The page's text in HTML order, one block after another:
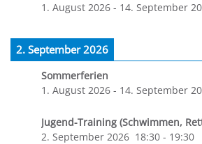
1. August 2026 - 14. September
2. September 2026
Sommerferien
1. August 2026 - 14. September
Jugend-Training (Schwimmen,
2. September 2026 18:30 - 19:30